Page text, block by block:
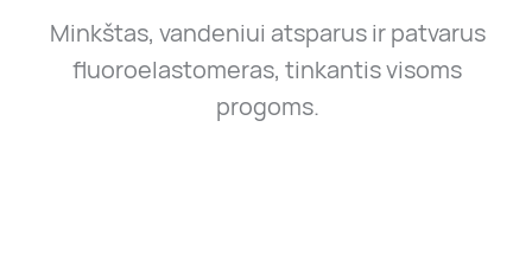
Minkštas, vandeniui atsparus ir patvarus
fluoroelastomeras, tinkantis visoms
progoms.